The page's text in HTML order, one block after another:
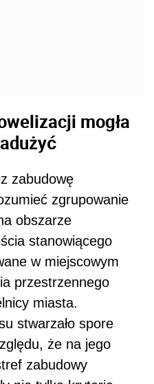
mogła
zabudowę
zgrupowanie
obszarze
stanowiącego
w miejscowym
przestrzennego
miasta.
stwarzało spore
że na jego
zabudowy